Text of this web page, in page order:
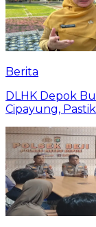
Berita
DLHK Depok
Cipayung,